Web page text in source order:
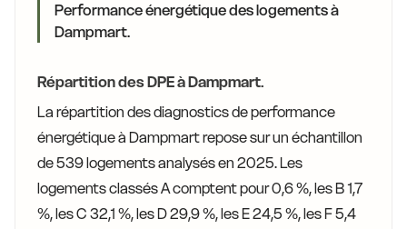
Performance énergétique des logements à
Dampmart.
Répartition des DPE à Dampmart.
La répartition des diagnostics de performance
énergétique à Dampmart repose sur un échantillon
de 539 logements analysés en 2025. Les
logements classés A comptent pour 0,6 %, les B 1,7
%, les C 32,1 %, les D 29,9 %, les E 24,5 %, les F 5,4